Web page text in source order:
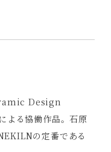
Design
よる協働作品。石原
の定番である